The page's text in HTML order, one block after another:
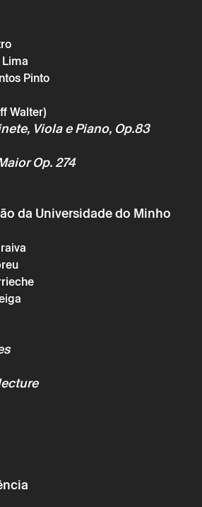
Pinto
Walter)
Viola e Piano, Op.83
Op. 274
da Universidade do Minho
→Música
– Universidade do